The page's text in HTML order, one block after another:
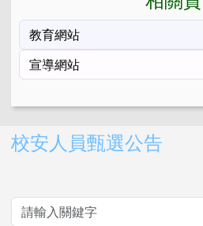
右邊區域內容
校安人員甄選公告